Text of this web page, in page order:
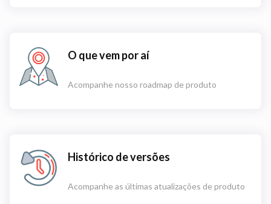
O que vem por aí
Acompanhe nosso roadmap de produto
Histórico de versões
Acompanhe as últimas atualizações de produto